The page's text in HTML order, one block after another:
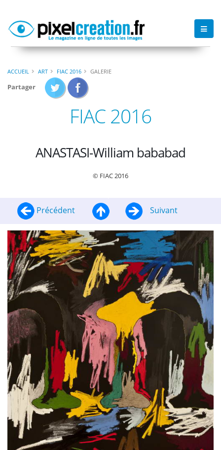
ACCUEIL ART FIAC 2016 GALERIE
Partager
FIAC 2016
ANASTASI-William bababad
© FIAC 2016
Précédent Suivant